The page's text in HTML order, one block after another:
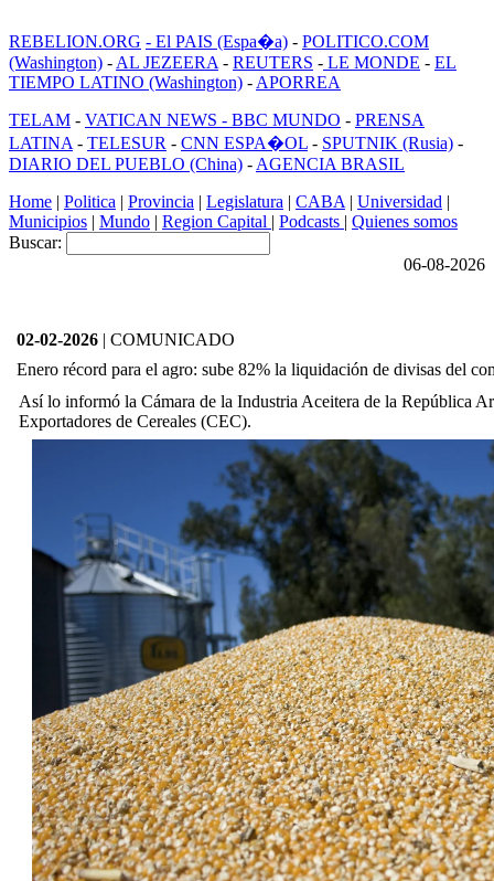
REBELION.ORG - El PAIS (Espa�a) - POLITICO.COM
(Washington) - AL JEZEERA - REUTERS - LE MONDE - EL
TIEMPO LATINO (Washington) - APORREA
TELAM - VATICAN NEWS - BBC MUNDO - PRENSA
LATINA - TELESUR - CNN ESPA�OL - SPUTNIK (Rusia) -
DIARIO DEL PUEBLO (China) - AGENCIA BRASIL
Home | Politica | Provincia | Legislatura | CABA | Universidad |
Municipios | Mundo | Region Capital | Podcasts | Quienes somos
Buscar:
06-08-2026
02-02-2026 | COMUNICADO
Enero récord para el agro: sube 82% la liquidación de divisas del
Así lo informó la Cámara de la Industria Aceitera de la República
Exportadores de Cereales (CEC).